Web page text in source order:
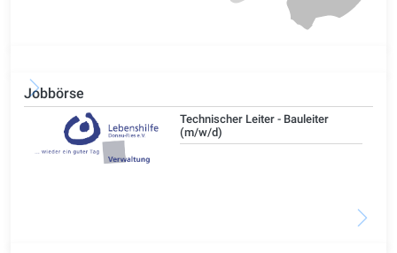
Jobbörse
Technischer Leiter - Bauleiter
(m/w/d)